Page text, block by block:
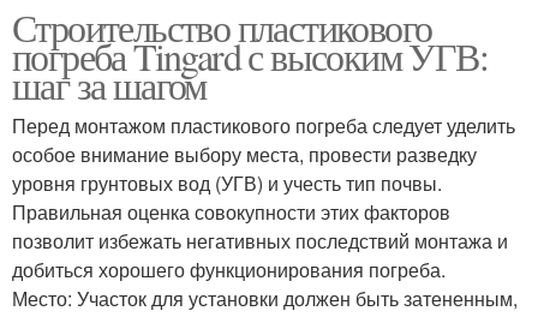
Строительство пластикового
погреба Tingard с высоким УГВ:
шаг за шагом
Перед монтажом пластикового погреба следует уделить
особое внимание выбору места, провести разведку
уровня грунтовых вод (УГВ) и учесть тип почвы.
Правильная оценка совокупности этих факторов
позволит избежать негативных последствий монтажа и
добиться хорошего функционирования погреба.
Место: Участок для установки должен быть затененным,